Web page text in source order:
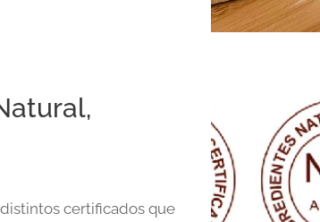
certificados que